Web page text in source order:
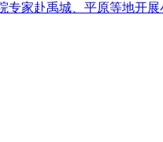
家赴禹城、平原等地开展